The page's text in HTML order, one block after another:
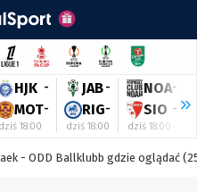
HJK -
MOT-
dziś 18:00
JAB-
RIG-
dziś 18:00
NOA-
SIO -
dziś 18:00
- ODD Ballklubb gdzie oglądać